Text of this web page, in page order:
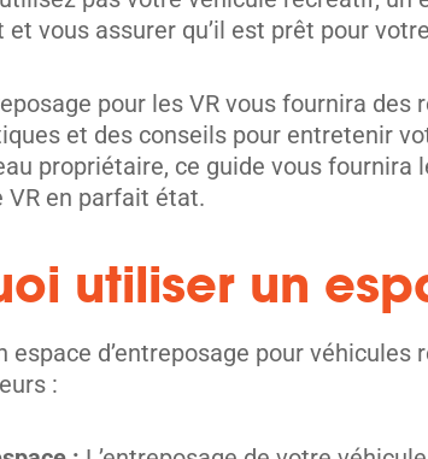
vous assurer qu’il est prêt pour
pour les VR vous fournira
et des conseils pour entretenir
propriétaire, ce guide vous
VR en parfait état.
utiliser un
espace d’entreposage pour
: